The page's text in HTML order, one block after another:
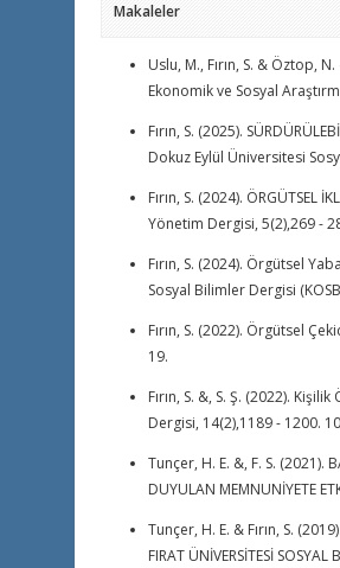
Makaleler
Uslu, M., Fırın, S. & Öztop,
Ekonomik ve Sosyal
Fırın, S. (2025).
Dokuz Eylül Üniversitesi
Fırın, S. (2024). ÖRGÜTSEL
Yönetim Dergisi, 5(2),269 -
Fırın, S. (2024). Örgütsel
Sosyal Bilimler Dergisi
Fırın, S. (2022). Örgütsel
19.
Fırın, S. &, S. Ş. (2022).
Dergisi, 14(2),1189 - 1200.
Tunçer, H. E. &, F. S. (2021).
DUYULAN MEMNUNİYETE
Tunçer, H. E. & Fırın, S.
FIRAT ÜNİVERSİTESİ SOSYAL